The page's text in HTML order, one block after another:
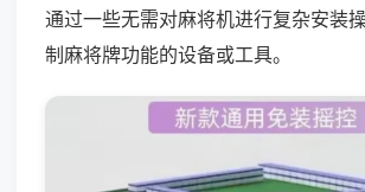
通过一些无需对麻将机进行复杂安装
制麻将牌功能的设备或工具。